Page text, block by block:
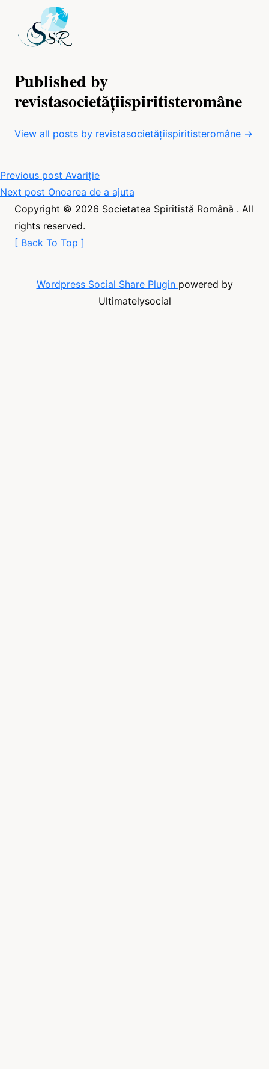
Published by
revistasocietățiispiritisteromâne
View all posts by revistasocietățiispiritisteromâne →
Navigare
în
articole
Previous post Avariție
Next post Onoarea de a ajuta
Copyright © 2026 Societatea Spiritistă Română
. All
rights reserved.
[ Back To Top ]
Wordpress Social Share Plugin powered by
Ultimatelysocial